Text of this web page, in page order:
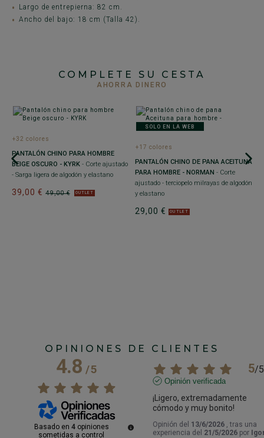
Largo de entrepierna: 82 cm.
Ancho del bajo: 18 cm (Talla 42).
COMPLETE SU CESTA
AHORRA DINERO
+32 colores
PANTALÓN CHINO PARA HOMBRE
BEIGE OSCURO - KYRK - Corte ajustado
- Sarga ligera de algodón y elastano
49,00 €
39,00 € OUTLET
SOLO EN LA WEB
+17 colores
PANTALÓN CHINO DE PANA ACEITUNA
PARA HOMBRE - NORMAN - Corte
ajustado - terciopelo milrayas de algodón
y elastano
29,00 € OUTLET
OPINIONES DE CLIENTES
4.8/5
Basado en 4 opiniones
sometidas a control
5/5
Opinión verificada
¡Ligero, extremadamente
cómodo y muy bonito!
Opinión del 13/6/2026 , tras una
experiencia del 21/5/2026 por